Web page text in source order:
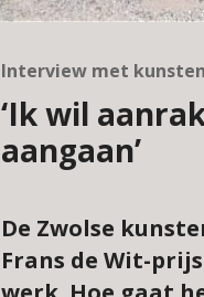
Interview met
‘Ik wil
aangaan’
De Zwolse
Frans de Wit-